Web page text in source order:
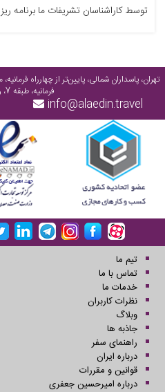
توسط کاراشناسان تشریفات ما برنامه
تهران، پاسداران شمالی، پایین‌تر از چهارراه
فرمانیه، طبقه 7، واحد 5 , 6
info@alaedin.travel
تیم ما
تماس با ما
خدمات ما
نظرات کاربران
وبلاگ
جاذبه ها
راهنمای سفر
درباره ایران
قوانین و مقررات
درباره امیرحسین جعفری